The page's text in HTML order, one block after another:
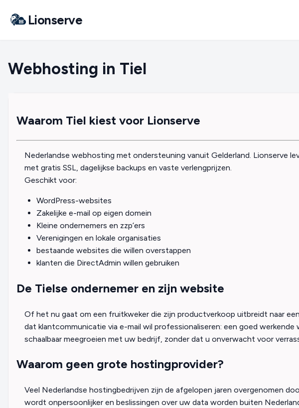
Lionserve
Webhosting in Tiel
Waarom Tiel kiest voor Lionserve
Nederlandse webhosting met ondersteuning vanuit Gelderland. Lionserve
met gratis SSL, dagelijkse backups en vaste verlengprijzen.
Geschikt voor:
WordPress-websites
Zakelijke e-mail op eigen domein
Kleine ondernemers en zzp’ers
Verenigingen en lokale organisaties
bestaande websites die willen overstappen
klanten die DirectAdmin willen gebruiken
De Tielse ondernemer en zijn website
Of het nu gaat om een fruitkweker die zijn productverkoop uitbreidt naar
dat klantcommunicatie via e-mail wil professionaliseren: een goed
schaalbaar meegroeien met uw bedrijf, zonder dat u onverwacht voor
Waarom geen grote hostingprovider?
Veel Nederlandse hostingbedrijven zijn de afgelopen jaren overgenomen
wordt onpersoonlijker en beslissingen over uw data worden buiten